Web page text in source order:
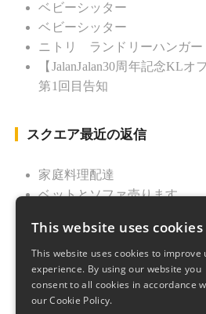
ベビーシッター
ベビーシッター
ニトリ ランドリーハンガー
【JalanJalan30周年記念KLオ
第1回目告知
スクエア最近の返信
家庭料理配達
ベットとソファ売ります
【JalanJalan30周年記念KLオ
第1回目告知
久しぶりのご挨拶
This website uses cookies
This website uses cookies to improve
experience. By using our website you
consent to all cookies in accordance
our Cookie Policy.